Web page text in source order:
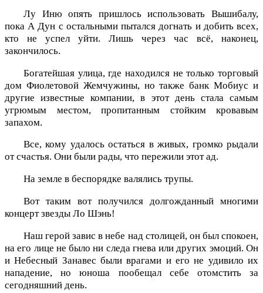
Лу Иню опять пришлось использовать Вышибалу,
пока А Дун с остальными пытался догнать и добить всех,
кто не успел уйти. Лишь через час всё, наконец,
закончилось.
Богатейшая улица, где находился не только торговый
дом Фиолетовой Жемчужины, но также банк Мобиус и
другие известные компании, в этот день стала самым
угрюмым местом, пропитанным стойким кровавым
запахом.
Все, кому удалось остаться в живых, громко рыдали
от счастья. Они были рады, что пережили этот ад.
На земле в беспорядке валялись трупы.
Вот таким вот получился долгожданный многими
концерт звезды Ло Шэнь!
Наш герой завис в небе над столицей, он был спокоен,
на его лице не было ни следа гнева или других эмоций. Он
и Небесный Занавес были врагами и его не удивило их
нападение, но юноша пообещал себе отомстить за
сегодняшний день.